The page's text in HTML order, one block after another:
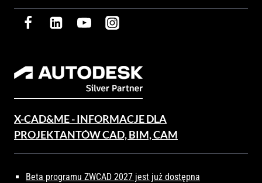
X-CAD&ME - INFORMACJE DLA
PROJEKTANTÓW CAD, BIM, CAM
Beta programu ZWCAD 2027 jest już dostępna